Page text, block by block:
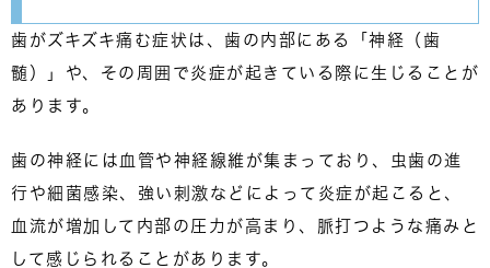
歯がズキズキ痛む症状は、歯の内部にある「神経（歯
髄）」や、その周囲で炎症が起きている際に生じることが
あります。
歯の神経には血管や神経線維が集まっており、虫歯の進
行や細菌感染、強い刺激などによって炎症が起こると、
血流が増加して内部の圧力が高まり、 脈打つような痛み と
して感じられることがあります。